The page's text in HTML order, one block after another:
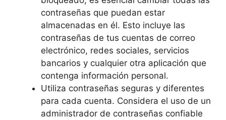
contraseñas que ⁤puedan estar
almacenadas en ​él. Esto incluye⁢ las
contraseñas de tus cuentas de⁢ correo
electrónico, ⁢redes sociales, servicios
bancarios y‌ cualquier otra aplicación que
contenga información personal.
Utiliza ‍contraseñas seguras y diferentes
para cada cuenta. Considera el uso de‌ un‌
administrador de contraseñas confiable